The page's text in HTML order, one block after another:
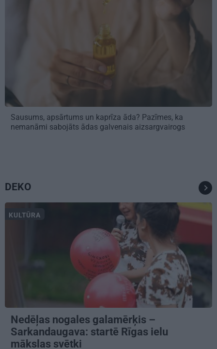
Sausums, apsārtums un kaprīza āda? Pazīmes, ka
nemanāmi sabojāts ādas galvenais aizsargvairogs
DEKO
KULTŪRA
Nedēļas nogales galamērķis –
Sarkandaugava: startē Rīgas ielu
mākslas svētki